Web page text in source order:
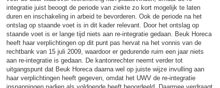
integratie juist beoogt de periode van ziekte zo kort mogelijk te laten
duren en inschakeling in arbeid te bevorderen. Ook de periode na het
ontslag op staande voet is in dit kader relevant. Door het ontslag op
staande voet is er lange tijd niets aan re-integratie gedaan. Beuk Horeca
heeft haar verplichtingen op dit punt pas hervat na het vonnis van de
rechtbank van 15 juli 2009, waardoor er gedurende ruim een jaar niets
aan re-integratie is gedaan. De kantonrechter neemt verder tot
uitgangspunt dat Beuk Horeca daarna wel op juiste wijze invulling aan
haar verplichtingen heeft gegeven, omdat het UWV de re-integratie